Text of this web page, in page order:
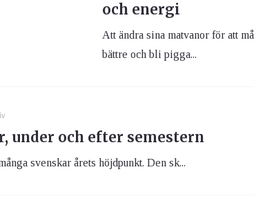
och energi
Att ändra sina matvanor för att må
bättre och bli pigga...
under och efter semestern
svenskar årets höjdpunkt. Den sk...